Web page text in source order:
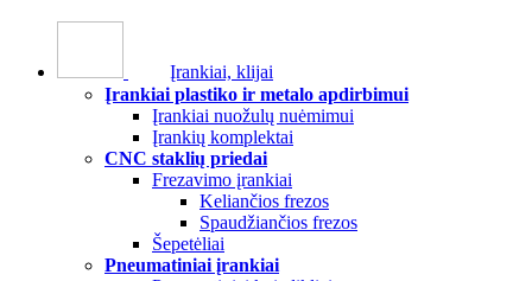
Įrankiai, klijai
Įrankiai plastiko ir metalo apdirbimui
Įrankiai nuožulų nuėmimui
Įrankių komplektai
CNC staklių priedai
Frezavimo įrankiai
Keliančios frezos
Spaudžiančios frezos
Šepetėliai
Pneumatiniai įrankiai